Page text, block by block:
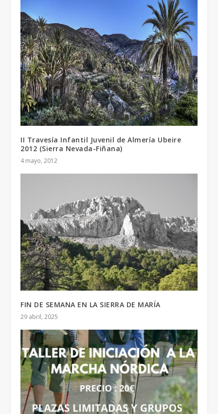
II Travesía Infantil Juvenil de Almería Ubeire
2012 (Sierra Nevada-Fiñana)
4 mayo, 2012
FIN DE SEMANA EN LA SIERRA DE MARÍA
29 abril, 2025